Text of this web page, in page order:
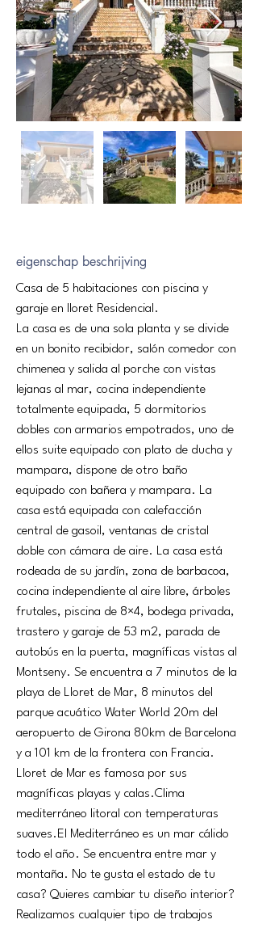
eigenschap beschrijving
Casa de 5 habitaciones con piscina y
garaje en lloret Residencial.
La casa es de una sola planta y se divide
en un bonito recibidor, salón comedor con
chimenea y salida al porche con vistas
lejanas al mar, cocina independiente
totalmente equipada, 5 dormitorios
dobles con armarios empotrados, uno de
ellos suite equipado con plato de ducha y
mampara, dispone de otro baño
equipado con bañera y mampara. La
casa está equipada con calefacción
central de gasoil, ventanas de cristal
doble con cámara de aire. La casa está
rodeada de su jardín, zona de barbacoa,
cocina independiente al aire libre, árboles
frutales, piscina de 8×4, bodega privada,
trastero y garaje de 53 m2, parada de
autobús en la puerta, magníficas vistas al
Montseny. Se encuentra a 7 minutos de la
playa de Lloret de Mar, 8 minutos del
parque acuático Water World 20m del
aeropuerto de Girona 80km de Barcelona
y a 101 km de la frontera con Francia.
Lloret de Mar es famosa por sus
magníficas playas y calas.Clima
mediterráneo litoral con temperaturas
suaves.El Mediterráneo es un mar cálido
todo el año. Se encuentra entre mar y
montaña. No te gusta el estado de tu
casa? Quieres cambiar tu diseño interior?
Realizamos cualquier tipo de trabajos